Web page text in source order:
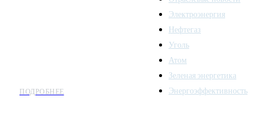
ПОДРОБНЕЕ
Электроэнергия
Нефтегаз
Уголь
Атом
Зеленая энергетика
Энергоэффективность